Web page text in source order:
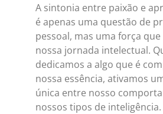
A sintonia entre paixão e
é apenas uma questão de
pessoal, mas uma força
nossa jornada intelectual.
dedicamos a algo que é
nossa essência, ativamos
única entre nosso
nossos tipos de inteligência.